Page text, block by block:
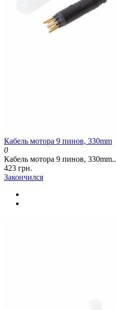
Кабель мотора 9 пинов, 330mm
0
Кабель мотора 9 пинов, 330mm..
423 грн.
Закончился